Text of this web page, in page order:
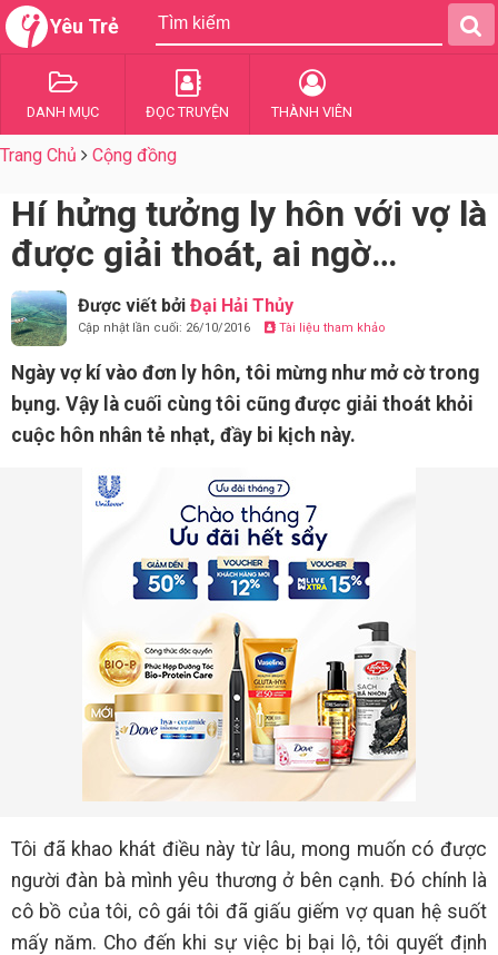
Yêu Trẻ
DANH MỤC ĐỌC TRUYỆN THÀNH VIÊN
Trang Chủ Cộng đồng
Hí hửng tưởng ly hôn với vợ là
được giải thoát, ai ngờ…
Được viết bởi Đại Hải Thủy
Cập nhật lần cuối: 26/10/2016 Tài liệu tham khảo
Ngày vợ kí vào đơn ly hôn, tôi mừng như mở cờ trong
bụng. Vậy là cuối cùng tôi cũng được giải thoát khỏi
cuộc hôn nhân tẻ nhạt, đầy bi kịch này.
Tôi đã khao khát điều này từ lâu, mong muốn có được
người đàn bà mình yêu thương ở bên cạnh. Đó chính là
cô bồ của tôi, cô gái tôi đã giấu giếm vợ quan hệ suốt
mấy năm. Cho đến khi sự việc bị bại lộ, tôi quyết định